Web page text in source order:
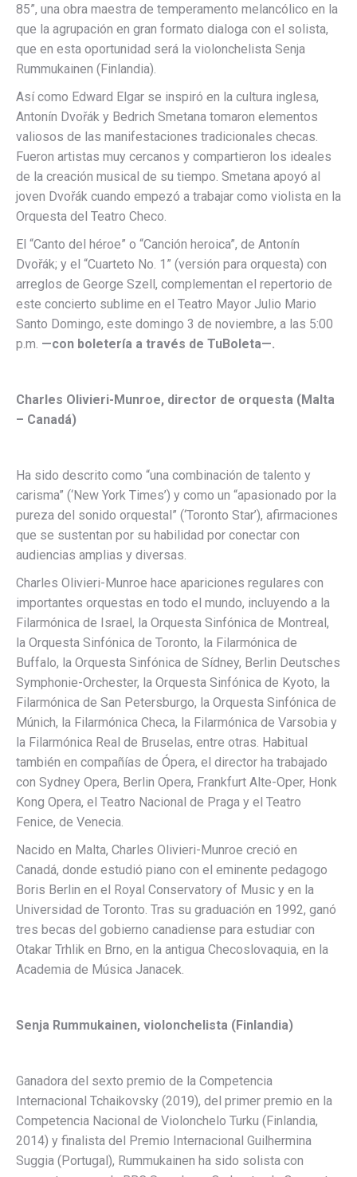
85”, una obra maestra de temperamento melancólico en la
que la agrupación en gran formato dialoga con el solista,
que en esta oportunidad será la violonchelista Senja
Rummukainen (Finlandia).
Así como Edward Elgar se inspiró en la cultura inglesa,
Antonín Dvořák y Bedrich Smetana tomaron elementos
valiosos de las manifestaciones tradicionales checas.
Fueron artistas muy cercanos y compartieron los ideales
de la creación musical de su tiempo. Smetana apoyó al
joven Dvořák cuando empezó a trabajar como violista en la
Orquesta del Teatro Checo.
El “Canto del héroe” o “Canción heroica”, de Antonín
Dvořák; y el “Cuarteto No. 1” (versión para orquesta) con
arreglos de George Szell, complementan el repertorio de
este concierto sublime en el Teatro Mayor Julio Mario
Santo Domingo, este domingo 3 de noviembre, a las 5:00
p.m. —con boletería a través de TuBoleta—.
Charles Olivieri-Munroe, director de orquesta (Malta
– Canadá)
Ha sido descrito como “una combinación de talento y
carisma” (‘New York Times’) y como un “apasionado por la
pureza del sonido orquestal” (‘Toronto Star’), afirmaciones
que se sustentan por su habilidad por conectar con
audiencias amplias y diversas.
Charles Olivieri-Munroe hace apariciones regulares con
importantes orquestas en todo el mundo, incluyendo a la
Filarmónica de Israel, la Orquesta Sinfónica de Montreal,
la Orquesta Sinfónica de Toronto, la Filarmónica de
Buffalo, la Orquesta Sinfónica de Sídney, Berlin Deutsches
Symphonie-Orchester, la Orquesta Sinfónica de Kyoto, la
Filarmónica de San Petersburgo, la Orquesta Sinfónica de
Múnich, la Filarmónica Checa, la Filarmónica de Varsobia y
la Filarmónica Real de Bruselas, entre otras. Habitual
también en compañías de Ópera, el director ha trabajado
con Sydney Opera, Berlin Opera, Frankfurt Alte-Oper, Honk
Kong Opera, el Teatro Nacional de Praga y el Teatro
Fenice, de Venecia.
Nacido en Malta, Charles Olivieri-Munroe creció en
Canadá, donde estudió piano con el eminente pedagogo
Boris Berlin en el Royal Conservatory of Music y en la
Universidad de Toronto. Tras su graduación en 1992, ganó
tres becas del gobierno canadiense para estudiar con
Otakar Trhlik en Brno, en la antigua Checoslovaquia, en la
Academia de Música Janacek.
Senja Rummukainen, violonchelista (Finlandia)
Ganadora del sexto premio de la Competencia
Internacional Tchaikovsky (2019), del primer premio en la
Competencia Nacional de Violonchelo Turku (Finlandia,
2014) y finalista del Premio Internacional Guilhermina
Suggia (Portugal), Rummukainen ha sido solista con